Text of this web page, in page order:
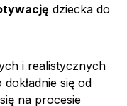
dziecka do
i realistycznych
się od
na procesie